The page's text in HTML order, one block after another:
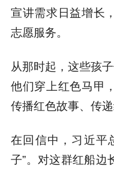
宣讲需求日益增长
志愿服务。
从那时起，这些孩子
他们穿上红色马甲
传播红色故事、传
在回信中，习近平
子”。对这群红船边